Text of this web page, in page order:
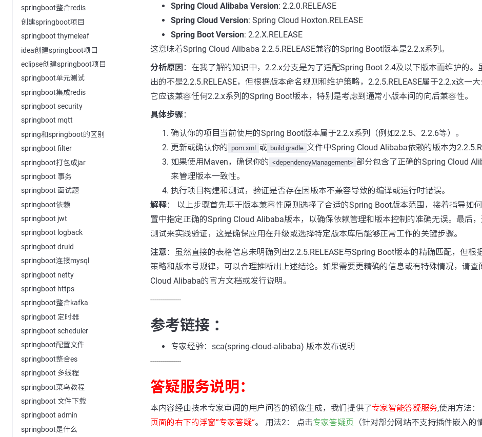
springboot整合redis
创建springboot项目
springboot thymeleaf
idea创建springboot项目
eclipse创建springboot项目
springboot单元测试
springboot集成redis
springboot security
springboot mqtt
spring和springboot的区别
springboot filter
springboot打包成jar
springboot 事务
springboot 面试题
springboot依赖
springboot jwt
springboot logback
springboot druid
springboot连接mysql
springboot netty
springboot https
springboot整合kafka
springboot 定时器
springboot scheduler
springboot配置文件
springboot整合es
springboot 多线程
springboot菜鸟教程
springboot 文件下载
springboot admin
springboot是什么
Spring Cloud Alibaba Version: 2.2.0.RELEASE
Spring Cloud Version: Spring Cloud Hoxton.RELEASE
Spring Boot Version: 2.2.X.RELEASE
这意味着Spring Cloud Alibaba 2.2.5.RELEASE兼容的Spring Boot版本是2.2.x系列。
分析原因 ：在我了解的知识中，2.2.x分支是为了适配Spring Boot 2.4及以下版本而维护的。
出的不是2.2.5.RELEASE，但根据版本命名规则和维护策略，2.2.5.RELEASE属于2.2.x这一
它应该兼容任何2.2.x系列的Spring Boot版本，特别是考虑到通常小版本间的向后兼容性。
具体步骤：
确认你的项目当前使用的Spring Boot版本属于2.2.x系列（例如2.2.5、2.2.6等）。
更新或确认你的 pom.xml 或 build.gradle 文件中Spring Cloud Alibaba依赖的版本为
如果使用Maven，确保你的 <dependencyManagement> 部分包含了正确的Spring Cloud
来管理版本一致性。
执行项目构建和测试，验证是否存在因版本不兼容导致的编译或运行时错误。
解释： 以上步骤首先基于版本兼容性原则选择了合适的Spring Boot版本范围，接着指导如
置中指定正确的Spring Cloud Alibaba版本，以确保依赖管理和版本控制的准确无误。最后
测试来实践验证，这是确保应用在升级或选择特定版本库后能够正常工作的关键步骤。
注意 ：虽然直接的表格信息未明确列出2.2.5.RELEASE与Spring Boot版本的精确匹配，但根
策略和版本号规律，可以合理推断出上述结论。如果需要更精确的信息或有特殊情况，请查
Cloud Alibaba的官方文档或发行说明。
---------------
参考链接 ：
专家经验：sca(spring-cloud-alibaba) 版本发布说明
---------------
答疑服务说明：
本内容经由技术专家审阅的用户问答的镜像生成，我们提供了专家智能答疑服务,使用方法
页面的右下的浮窗”专家答疑“。 用法2： 点击专家答疑页 （针对部分网站不支持插件嵌入的